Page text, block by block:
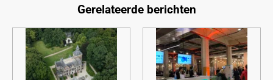
Gerelateerde berichten